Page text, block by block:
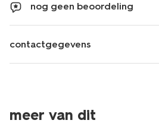
nog geen beoordeling
contactgegevens
meer van dit
sale